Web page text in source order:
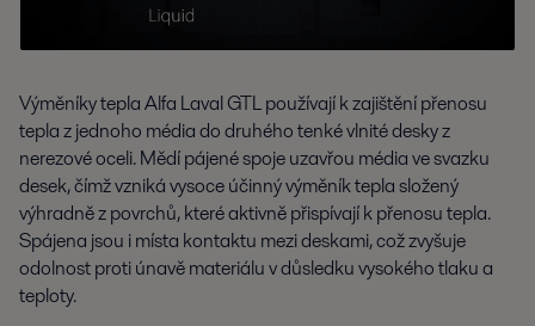
Centrální zásobování teplem
Energeticky účinné deskové výměníky tepla Alfa Laval podporují všechny
typy centrálního vytápění a současně snižují emise uhlíku a nároky na
primární energii.
Výměníky tepla Alfa Laval GTL používají k zajištění přenosu
tepla z jednoho média do druhého tenké vlnité desky z
nerezové oceli. Mědí pájené spoje uzavřou média ve svazku
desek, čímž vzniká vysoce účinný výměník tepla složený
výhradně z povrchů, které aktivně přispívají k přenosu tepla.
Spájena jsou i místa kontaktu mezi deskami, což zvyšuje
odolnost proti únavě materiálu v důsledku vysokého tlaku a
teploty.